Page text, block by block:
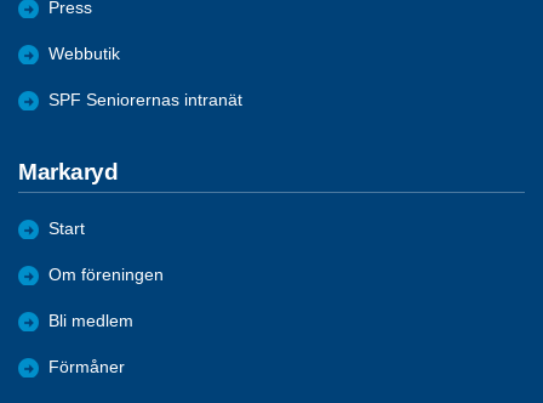
Press
Webbutik
SPF Seniorernas intranät
Markaryd
Start
Om föreningen
Bli medlem
Förmåner